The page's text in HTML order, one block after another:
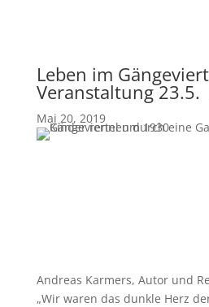
Leben im
Veranstaltung
Mai 20, 2019
Andreas Karmers, Autor und
„Wir waren das dunkle Herz